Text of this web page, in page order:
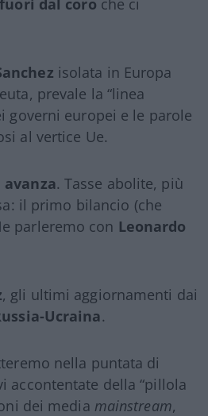
isolata in Europa
prevale la “linea
governi europei e le parole
al vertice Ue.
avanza. Tasse abolite, più
il primo bilancio (che
parleremo con Leonardo
, gli ultimi aggiornamenti dai
Ucraina.
nella puntata di
accontentate della “pillola
dei media mainstream,